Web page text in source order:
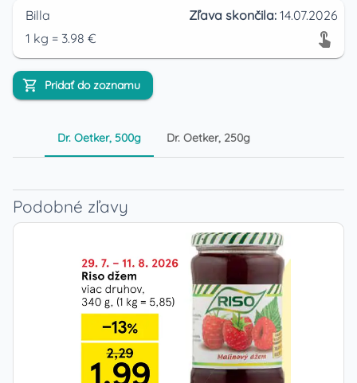
Billa Zľava skončila: 14.07.2026
1 kg = 3.98 €
Pridať do zoznamu
Dr. Oetker, 500g Dr. Oetker, 250g
Podobné zľavy